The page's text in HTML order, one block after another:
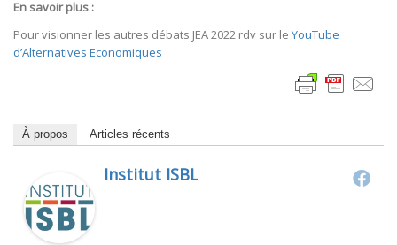
En savoir plus :
Pour visionner les autres débats JEA 2022 rdv sur le YouTube
d’Alternatives Economiques
À propos Articles récents
Institut ISBL